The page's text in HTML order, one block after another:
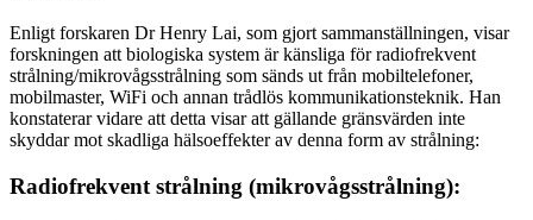
Enligt forskaren Dr Henry Lai, som gjort sammanställningen, visar
forskningen att biologiska system är känsliga för radiofrekvent
strålning/mikrovågsstrålning som sänds ut från mobiltelefoner,
mobilmaster, WiFi och annan trådlös kommunikationsteknik. Han
konstaterar vidare att detta visar att gällande gränsvärden inte
skyddar mot skadliga hälsoeffekter av denna form av strålning:
Radiofrekvent strålning (mikrovågsstrålning):